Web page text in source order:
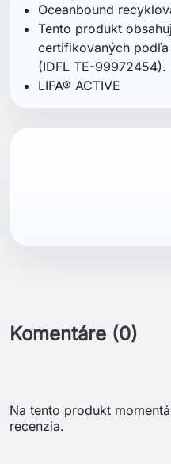
Oceanbound
Tento produkt
certifikovaných podľa
(IDFL TE-99972454).
LIFA® ACTIVE
Komentáre (0)
Na tento produkt
recenzia.